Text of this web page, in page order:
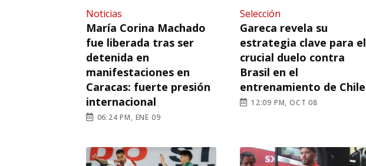
Noticias
María Corina Machado
fue liberada tras ser
detenida en
manifestaciones en
Caracas: fuerte presión
internacional
06:24 PM, ENE 09
Selección
Gareca revela su
estrategia clave para el
crucial duelo contra
Brasil en el
entrenamiento de Chile
12:09 PM, OCT 08